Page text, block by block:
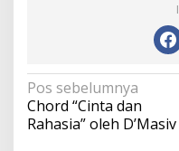
N
a
Pos sebelumnya
Chord “Cinta dan
Rahasia” oleh D’Masiv